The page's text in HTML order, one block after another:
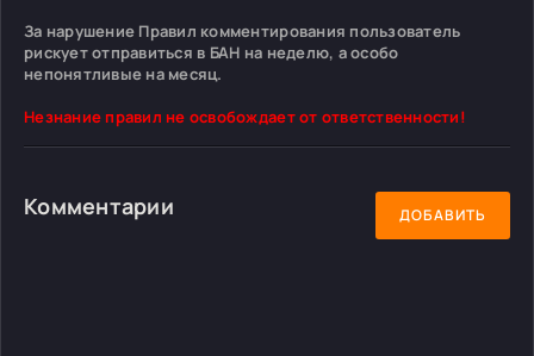
За нарушение Правил комментирования пользователь
рискует отправиться в БАН на неделю, а особо
непонятливые на месяц.
Незнание правил не освобождает от ответственности!
Комментарии ДОБАВИТЬ